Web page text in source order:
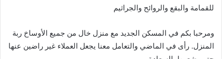
للقمامة والبقع والروائح والجراثيم
ومرحبا بكم في المسكن الجديد مع منزل خال من جميع الأوساخ ربة
المنزل. رأى في الماضي والتعامل معنا يجعل العملاء غير راضين عنها